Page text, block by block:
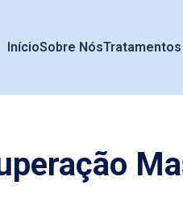
InícioSobre NósTratamentos